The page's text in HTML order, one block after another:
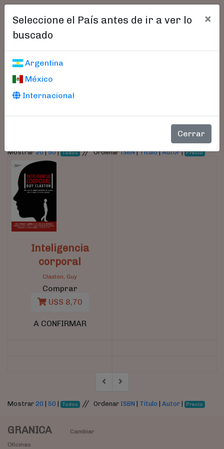
Seleccione el País antes de ir a ver lo
buscado
×
Argentina
México
Internacional
Cerrar
Libros encontrados
Parámetros
Mostrar20|50| Todos //OrdenarISBN|Título|Autor| Precio
Inteligencia
corporal
Claxton, Guy
Comprar
U$S 8,70
A CONFIRMAR
Mostrar 20 50 Todos // Ordenar ISBN Título Autor| Precio
GRANICA
Cambiar
Oficinas